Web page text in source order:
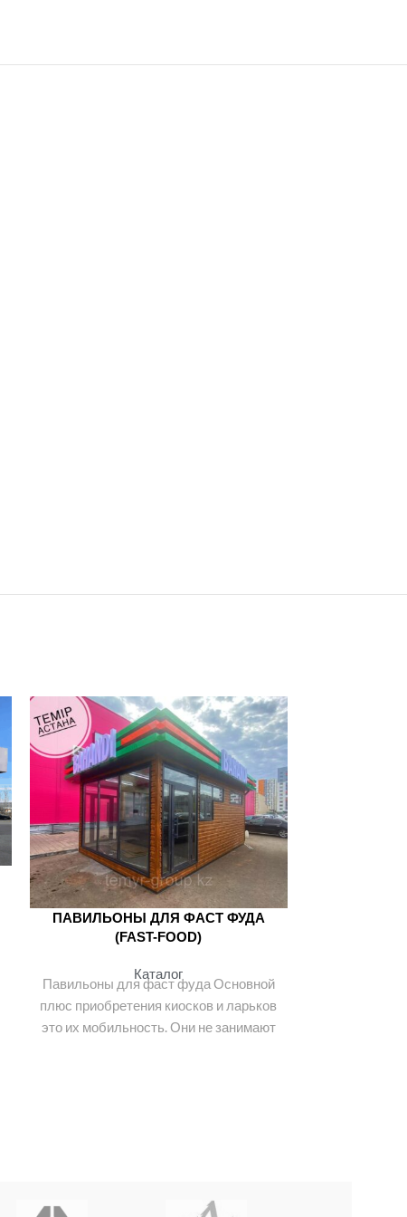
ПАВИЛЬОНЫ ДЛЯ ФАСТ ФУДА
(FAST-FOOD)
Каталог
Павильоны для фаст фуда Основной
плюс приобретения киосков и ларьков
это их мобильность. Они не занимают